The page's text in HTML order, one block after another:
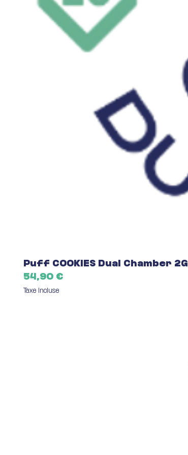
Puff COOKIES Dual Chamber 2G
Prix
54,90 €
Taxe Incluse